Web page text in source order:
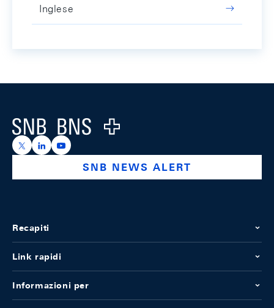
Inglese
Logo
https://x.com/snb_bns
https://ch.linkedin.com/company/swiss-national-
https://www.youtube.com/@swissnationalbank
SNB NEWS ALERT
Recapiti
Link rapidi
Informazioni per